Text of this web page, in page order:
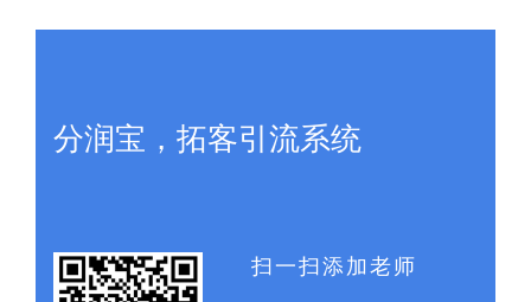
分润宝，拓客引流系统
扫一扫添加老师